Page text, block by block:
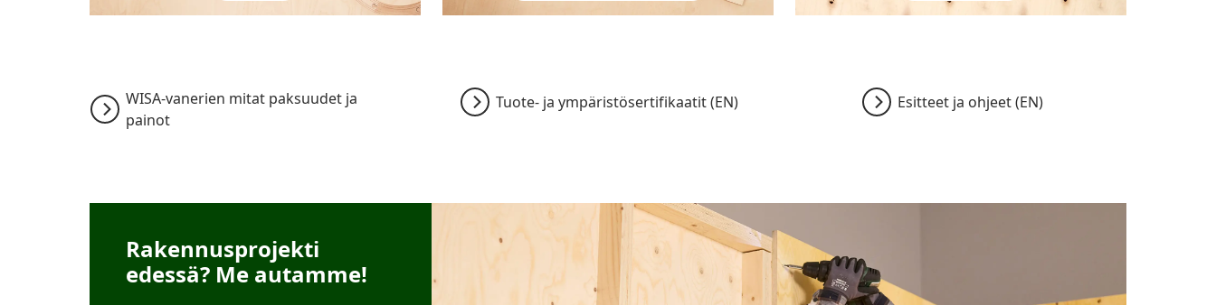
WISA-vanerien mitat paksuudet ja
painot
Tuote- ja ympäristösertifikaatit (EN) Esitteet ja ohjeet (EN)
Rakennusprojekti
edessä? Me autamme!